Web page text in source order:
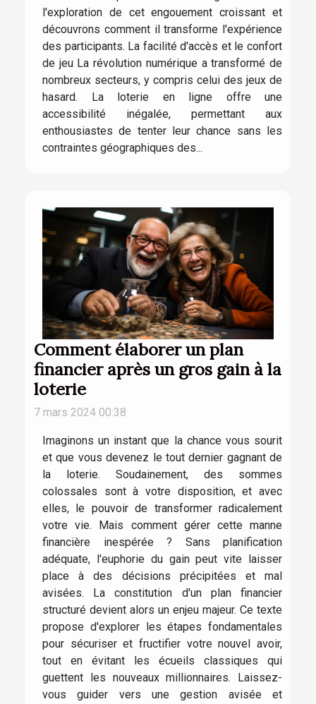
l'exploration de cet engouement croissant et
découvrons comment il transforme l'expérience
des participants. La facilité d'accès et le confort
de jeu La révolution numérique a transformé de
nombreux secteurs, y compris celui des jeux de
hasard. La loterie en ligne offre une
accessibilité inégalée, permettant aux
enthousiastes de tenter leur chance sans les
contraintes géographiques des...
Comment élaborer un plan
financier après un gros gain à la
loterie
7 mars 2024 00:38
Imaginons un instant que la chance vous sourit
et que vous devenez le tout dernier gagnant de
la loterie. Soudainement, des sommes
colossales sont à votre disposition, et avec
elles, le pouvoir de transformer radicalement
votre vie. Mais comment gérer cette manne
financière inespérée ? Sans planification
adéquate, l'euphorie du gain peut vite laisser
place à des décisions précipitées et mal
avisées. La constitution d'un plan financier
structuré devient alors un enjeu majeur. Ce texte
propose d'explorer les étapes fondamentales
pour sécuriser et fructifier votre nouvel avoir,
tout en évitant les écueils classiques qui
guettent les nouveaux millionnaires. Laissez-
vous guider vers une gestion avisée et